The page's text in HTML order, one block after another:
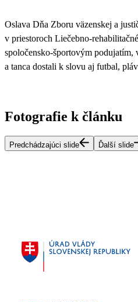
Oslava Dňa Zboru väzenskej a
v priestoroch Liečebno-
spoločensko-športovým podujatím,
a tanca dostali k slovu aj futbal,
Fotografie k článku
Predchádzajúci slide Ďalší slide